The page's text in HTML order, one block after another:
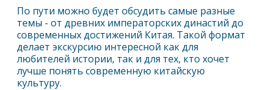
По пути можно будет обсудить самые разные
темы - от древних императорских династий до
современных достижений Китая. Такой формат
делает экскурсию интересной как для
любителей истории, так и для тех, кто хочет
лучше понять современную китайскую
культуру.